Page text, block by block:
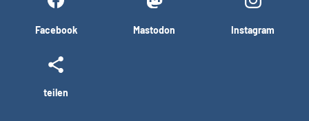
Facebook Mastodon Instagram
teilen